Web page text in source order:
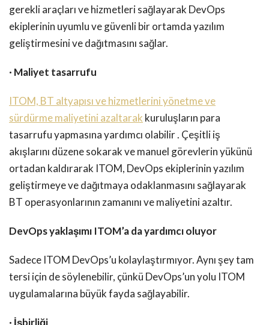
gerekli araçları ve hizmetleri sağlayarak DevOps
ekiplerinin uyumlu ve güvenli bir ortamda yazılım
geliştirmesini ve dağıtmasını sağlar.
· Maliyet tasarrufu
ITOM, BT altyapısı ve hizmetlerini yönetme ve
sürdürme maliyetini azaltarak kuruluşların para
tasarrufu yapmasına yardımcı olabilir . Çeşitli iş
akışlarını düzene sokarak ve manuel görevlerin yükünü
ortadan kaldırarak ITOM, DevOps ekiplerinin yazılım
geliştirmeye ve dağıtmaya odaklanmasını sağlayarak
BT operasyonlarının zamanını ve maliyetini azaltır.
DevOps yaklaşımı ITOM’a da yardımcı oluyor
Sadece ITOM DevOps’u kolaylaştırmıyor. Aynı şey tam
tersi için de söylenebilir, çünkü DevOps’un yolu ITOM
uygulamalarına büyük fayda sağlayabilir.